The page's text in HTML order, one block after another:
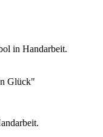
in Handarbeit.
Glück"